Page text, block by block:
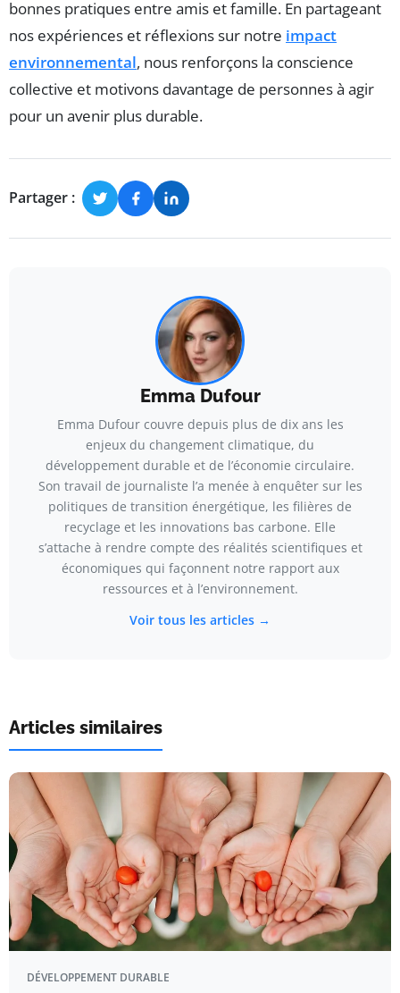
bonnes pratiques entre amis et famille. En partageant
nos expériences et réflexions sur notre impact
environnemental, nous renforçons la conscience
collective et motivons davantage de personnes à agir
pour un avenir plus durable.
Partager :
Emma Dufour
Emma Dufour couvre depuis plus de dix ans les
enjeux du changement climatique, du
développement durable et de l’économie circulaire.
Son travail de journaliste l’a menée à enquêter sur les
politiques de transition énergétique, les filières de
recyclage et les innovations bas carbone. Elle
s’attache à rendre compte des réalités scientifiques et
économiques qui façonnent notre rapport aux
ressources et à l’environnement.
Voir tous les articles →
Articles similaires
DÉVELOPPEMENT DURABLE